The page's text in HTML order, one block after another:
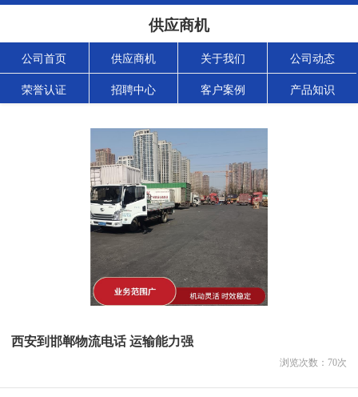
供应商机
公司首页 供应商机 关于我们 公司动态
荣誉认证 招聘中心 客户案例 产品知识
西安到邯郸物流电话 运输能力强
浏览次数： 70次